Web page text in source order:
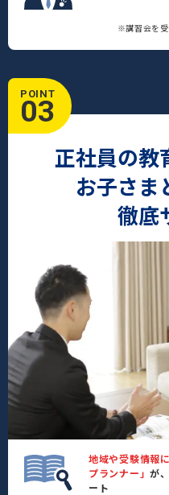
※講習会を
POINT
03
正社員の教
お子さま
徹底
地域や受験情報
プランナー」が
ート